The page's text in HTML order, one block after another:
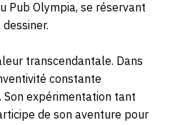
Pub Olympia, se réservant
transcendantale. Dans
constante
expérimentation tant
de son aventure pour